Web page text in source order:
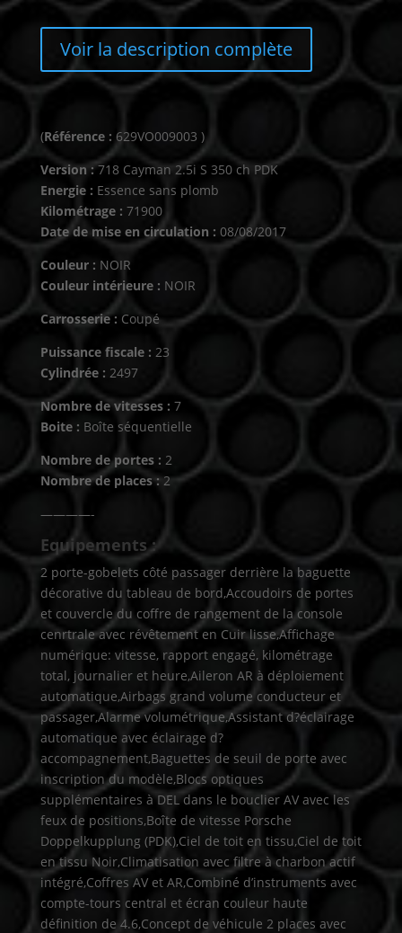
Voir la description complète
(Référence : 629VO009003 )
Version :718 Cayman 2.5i S 350 ch PDK
Energie : Essence sans plomb
Kilométrage : 71900
Date de mise en circulation : 08/08/2017
Couleur : NOIR
Couleur intérieure : NOIR
Carrosserie : Coupé
Puissance fiscale : 23
Cylindrée : 2497
Nombre de vitesses : 7
Boite : Boîte séquentielle
Nombre de portes : 2
Nombre de places :2
————-
Equipements :
2 porte-gobelets côté passager derrière la baguette
décorative du tableau de bord,Accoudoirs de portes
et couvercle du coffre de rangement de la console
cenrtrale avec révêtement en Cuir lisse,Affichage
numérique: vitesse, rapport engagé, kilométrage
total, journalier et heure,Aileron AR à déploiement
automatique,Airbags grand volume conducteur et
passager,Alarme volumétrique,Assistant d?éclairage
automatique avec éclairage d?
accompagnement,Baguettes de seuil de porte avec
inscription du modèle,Blocs optiques
supplémentaires à DEL dans le bouclier AV avec les
feux de positions,Boîte de vitesse Porsche
Doppelkupplung (PDK),Ciel de toit en tissu,Ciel de toit
en tissu Noir,Climatisation avec filtre à charbon actif
intégré,Coffres AV et AR,Combiné d’instruments avec
compte-tours central et écran couleur haute
définition de 4.6,Concept de véhicule 2 places avec